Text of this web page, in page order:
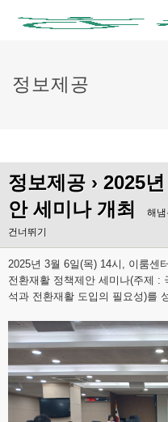
정보제공
정보제공 › 2025
안 세미나 개최
해
건너뛰기
2025년 3월 6일(목) 14시, 이룸센
전환재활 정책제안 세미나(주제 :
석과 전환재활 도입의 필요성)를